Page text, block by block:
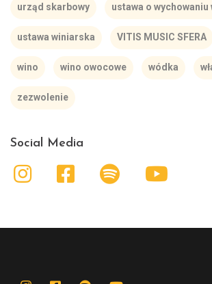
urząd skarbowy ustawa o wychowaniu
ustawa winiarska VITIS MUSIC SFERA
wino wino owocowe wódka
zezwolenie
Social Media